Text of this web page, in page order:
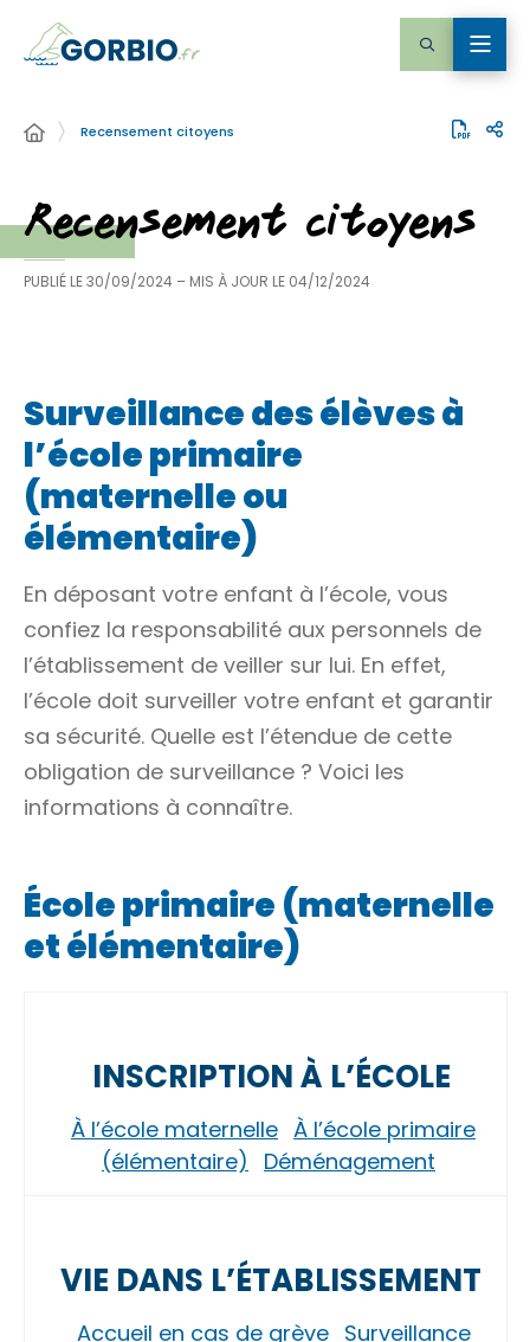
Recensement citoyens
Recensement citoyens
PUBLIÉ LE30/09/2024 – MIS À JOUR LE 04/12/2024
Surveillance des élèves à
l’école primaire
(maternelle ou
élémentaire)
En déposant votre enfant à l’école, vous
confiez la responsabilité aux personnels de
l’établissement de veiller sur lui. En effet,
l’école doit surveiller votre enfant et garantir
sa sécurité. Quelle est l’étendue de cette
obligation de surveillance ? Voici les
informations à connaître.
École primaire (maternelle
et élémentaire)
INSCRIPTION À L’ÉCOLE
À l’école maternelle À l’école primaire
(élémentaire)
Déménagement
VIE DANS L’ÉTABLISSEMENT
Accueil en cas de grève Surveillance